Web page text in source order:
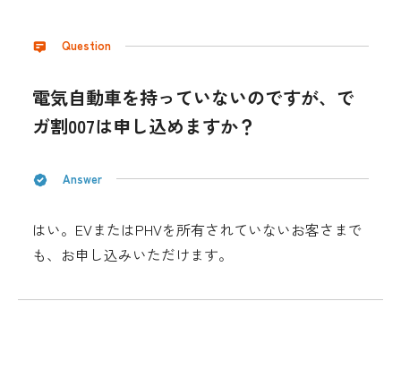
でガ割のご案内
料金
お申し込み一覧
LPガス
Question
電気自動車を持っていないのですが、で
ガ割007は申し込めますか？
Answer
はい。EVまたはPHVを所有されていないお客さまで
も、お申し込みいただけます。